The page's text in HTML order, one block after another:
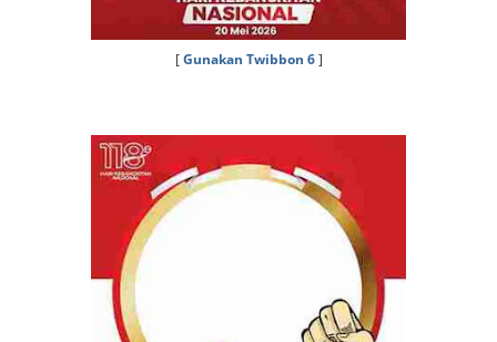
[Gunakan Twibbon 6]